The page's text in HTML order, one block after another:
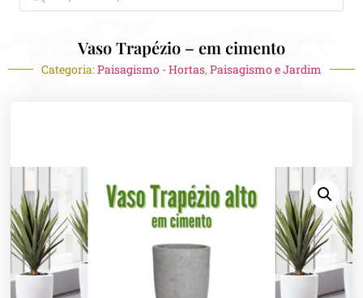
Vaso Trapézio – em cimento
Categoria:Paisagismo - Hortas, Paisagismo e Jardim